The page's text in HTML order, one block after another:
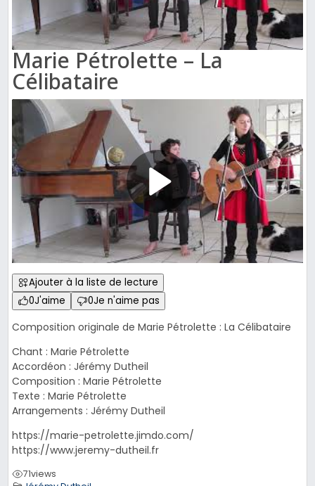
Marie Pétrolette – La
Célibataire
Ajouter à la liste de lecture
0J'aime 0Je n'aime pas
Composition originale de Marie Pétrolette : La Célibataire
Chant : Marie Pétrolette
Accordéon : Jérémy Dutheil
Composition : Marie Pétrolette
Texte : Marie Pétrolette
Arrangements : Jérémy Dutheil
https://marie-petrolette.jimdo.com/
https://www.jeremy-dutheil.fr
71views